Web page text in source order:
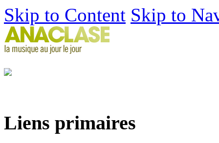
Skip to Content Skip to
Liens primaires